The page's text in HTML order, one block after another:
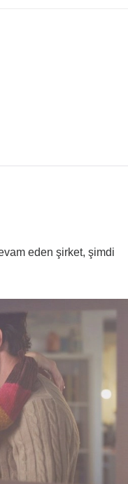
eden şirket, şimdi